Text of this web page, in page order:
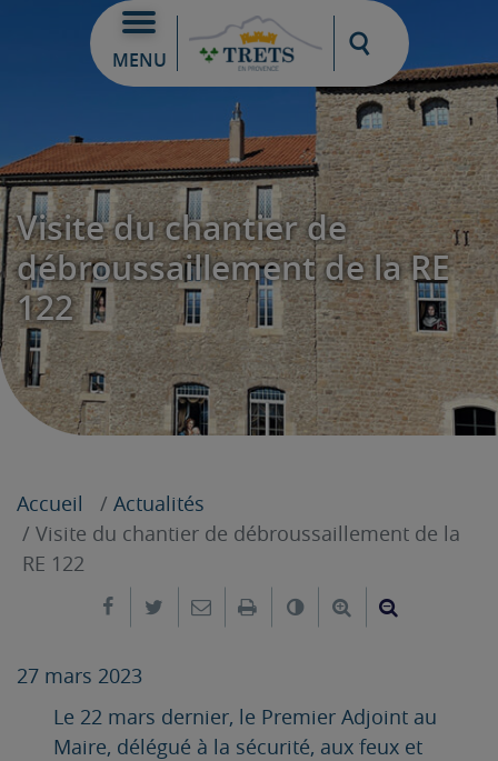
MENU
Moteur de
Visite du chantier de
débroussaillement de la RE
122
Accueil
Actualités
Visite du chantier de débroussaillement de la
RE 122
Partager sur Facebook
Partager sur Twitter
Envoyer par e-mail
ImprimerChanger leAgrandir le
27 mars 2023
Le 22 mars dernier, le Premier Adjoint au
Maire, délégué à la sécurité, aux feux et